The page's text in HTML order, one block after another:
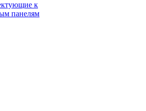
к
панелям